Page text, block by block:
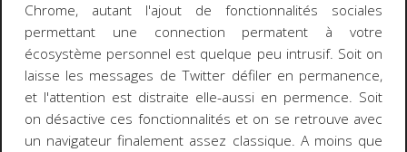
Chrome, autant l'ajout de fonctionnalités sociales
permettant une connection permatent à votre
écosystème personnel est quelque peu intrusif. Soit on
laisse les messages de Twitter défiler en permanence,
et l'attention est distraite elle-aussi en permence. Soit
on désactive ces fonctionnalités et on se retrouve avec
un navigateur finalement assez classique. A moins que